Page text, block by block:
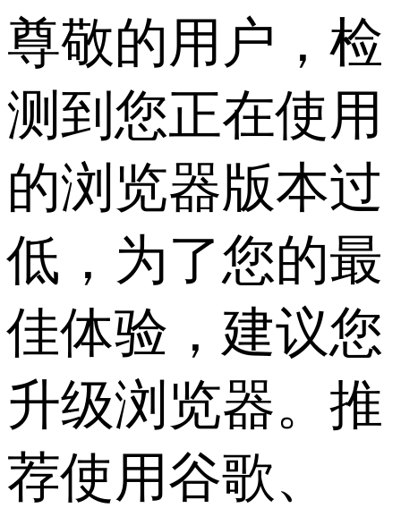
尊敬的用户，检
测到您正在使用
的浏览器版本过
低，为了您的最
佳体验，建议您
升级浏览器。推
荐使用谷歌、